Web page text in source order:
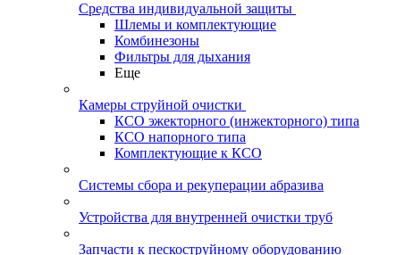
Средства индивидуальной защиты
Шлемы и комплектующие
Комбинезоны
Фильтры для дыхания
Еще
Камеры струйной очистки
КСО эжекторного (инжекторного) типа
КСО напорного типа
Комплектующие к КСО
Системы сбора и рекуперации абразива
Устройства для внутренней очистки труб
Запчасти к пескоструйному оборудованию